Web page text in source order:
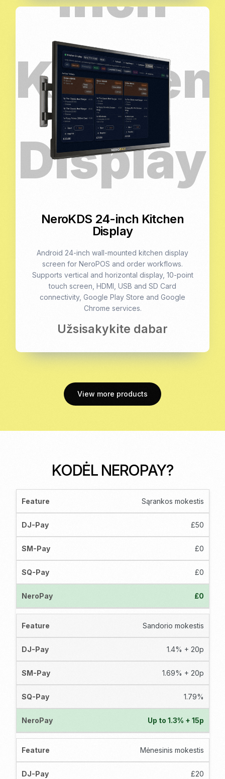
NeroKDS 24-inch Kitchen
Display
Android 24-inch wall-mounted kitchen display
screen for NeroPOS and order workflows.
Supports vertical and horizontal display, 10-point
touch screen, HDMI, USB and SD Card
connectivity, Google Play Store and Google
Chrome services.
Užsisakykite dabar
View more products
KODĖL NEROPAY?
Sąrankos mokestis
£50
£0
£0
£0
Sandorio mokestis
1.4% + 20p
1.69% + 20p
1.79%
Up to 1.3% + 15p
Mėnesinis mokestis
£20